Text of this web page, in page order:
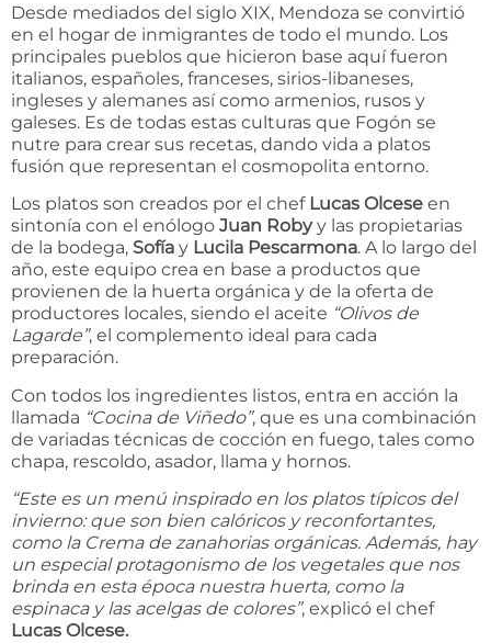
Desde mediados del siglo XIX, Mendoza se convirtió
en el hogar de inmigrantes de todo el mundo. Los
principales pueblos que hicieron base aquí fueron
italianos, españoles, franceses, sirios-libaneses,
ingleses y alemanes así como armenios, rusos y
galeses. Es de todas estas culturas que Fogón se
nutre para crear sus recetas, dando vida a platos
fusión que representan el cosmopolita entorno.
Los platos son creados por el chef Lucas Olcese en
sintonía con el enólogo Juan Robyy las propietarias
de la bodega, Sofía y Lucila Pescarmona. A lo largo del
año, este equipo crea en base a productos que
provienen de la huerta orgánica y de la oferta de
productores locales, siendo el aceite “Olivos de
Lagarde”, el complemento ideal para cada
preparación.
Con todos los ingredientes listos, entra en acción la
llamada “Cocina de Viñedo”, que es una combinación
de variadas técnicas de cocción en fuego, tales como
chapa, rescoldo, asador, llama y hornos.
“Este es un menú inspirado en los platos típicos del
invierno: que son bien calóricos y reconfortantes,
como la Crema de zanahorias orgánicas. Además, hay
un especial protagonismo de los vegetales que nos
brinda en esta época nuestra huerta, como la
espinaca y las acelgas de colores”, explicó el chef
Lucas Olcese.